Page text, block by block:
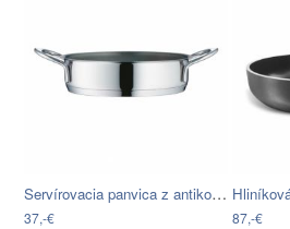
Servírovacia panvica z antikoro ocele…
37,-€ 87,-€